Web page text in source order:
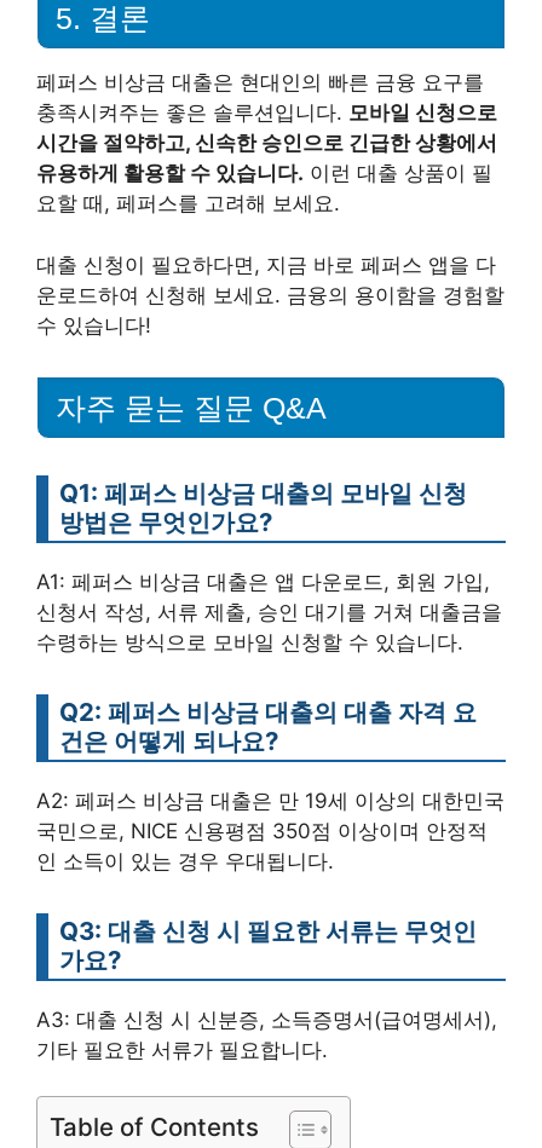
5. 결론
페퍼스 비상금 대출은 현대인의 빠른 금융 요구를
충족시켜주는 좋은 솔루션입니다. 모바일 신청으로
시간을 절약하고, 신속한 승인으로 긴급한 상황에서
유용하게 활용할 수 있습니다. 이런 대출 상품이 필
요할 때, 페퍼스를 고려해 보세요.
대출 신청이 필요하다면, 지금 바로 페퍼스 앱을 다
운로드하여 신청해 보세요. 금융의 용이함을 경험할
수 있습니다!
자주 묻는 질문 Q&A
Q1: 페퍼스 비상금 대출의 모바일 신청
방법은 무엇인가요?
A1: 페퍼스 비상금 대출은 앱 다운로드, 회원 가입,
신청서 작성, 서류 제출, 승인 대기를 거쳐 대출금을
수령하는 방식으로 모바일 신청할 수 있습니다.
Q2: 페퍼스 비상금 대출의 대출 자격 요
건은 어떻게 되나요?
A2: 페퍼스 비상금 대출은 만 19세 이상의 대한민국
국민으로, NICE 신용평점 350점 이상이며 안정적
인 소득이 있는 경우 우대됩니다.
Q3: 대출 신청 시 필요한 서류는 무엇인
가요?
A3: 대출 신청 시 신분증, 소득증명서(급여명세서),
기타 필요한 서류가 필요합니다.
Table of Contents